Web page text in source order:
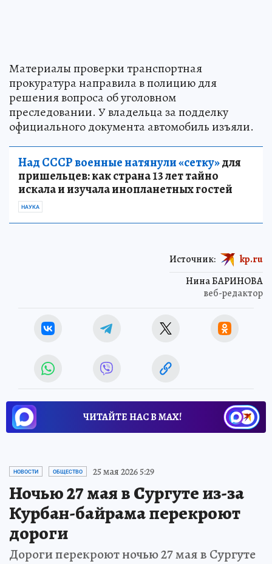
Материалы проверки транспортная
прокуратура направила в полицию для
решения вопроса об уголовном
преследовании. У владельца за подделку
официального документа автомобиль изъяли.
Над СССР военные натянули «сетку»для
пришельцев: как страна 13 лет тайно
искала и изучала инопланетных гостей
НАУКА
Нина БАРИНОВА
веб-редактор
Источник: kp.ru
ЧИТАЙТЕ НАС В МАХ!
НОВОСТИ ОБЩЕСТВО 25 мая 2026 5:29
Ночью 27 мая в Сургуте из-за
Курбан-байрама перекроют
дороги
Дороги перекроют ночью 27 мая в Сургуте